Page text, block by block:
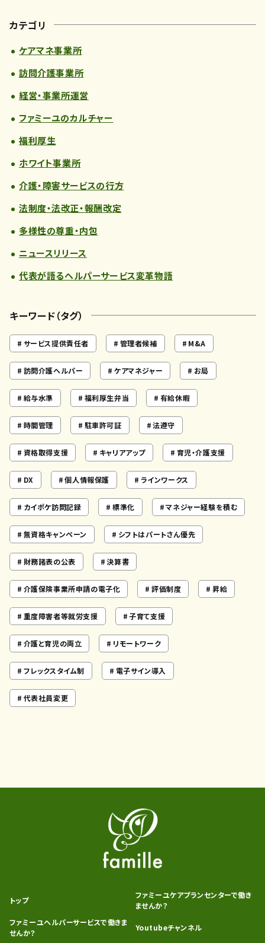
カテゴリ
ケアマネ事業所
訪問介護事業所
経営・事業所運営
ファミーユのカルチャー
福利厚生
ホワイト事業所
介護・障害サービスの行方
法制度・法改正・報酬改定
多様性の尊重・内包
ニュースリリース
代表が語るヘルパーサービス変革物語
キーワード（タグ）
サービス提供責任者 管理者候補 M&A
訪問介護ヘルパー ケアマネジャー お局
給与水準 福利厚生弁当 有給休暇
時間管理 駐車許可証 法遵守
資格取得支援 キャリアアップ 育児・介護支援
DX 個人情報保護 ラインワークス
カイポケ訪問記録 標準化 マネジャー経験を積む
無資格キャンペーン シフトはパートさん優先
財務諸表の公表 決算書
介護保険事業所申請の電子化 評価制度 昇給
重度障害者等就労支援 子育て支援
介護と育児の両立 リモートワーク
フレックスタイム制 電子サイン導入
代表社員変更
トップ
ファミーユケアプランセンターで働き
ませんか？
ファミーユヘルパーサービスで働きま
せんか？
Youtubeチャンネル